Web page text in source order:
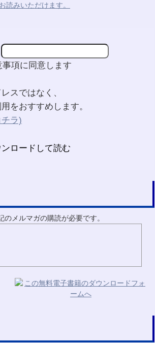
みいただけます。
項に同意します
スではなく、
をおすすめします。
ラ)
メルマガの購読が必要です。